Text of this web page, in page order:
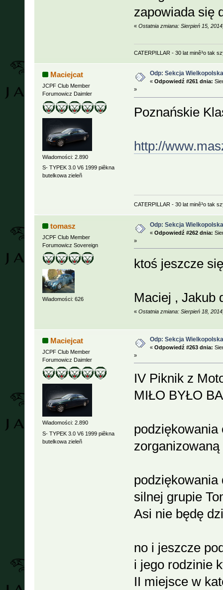
zapowiada się
« Ostatnia zmiana: Sierpień 15,
CATERPILLAR - 30 lat minê³o tak
Maciejcat
JCPF Club Member
Forumowicz Daimler
Wiadomości: 2.890
S- TYPEK 3.0 V6 1999 piêkna
butelkowa zieleñ
Odp: Sekcja
« Odpowiedź #261 dnia:
»
Poznańskie
http://
CATERPILLAR - 30 lat minê³o tak
tomasz
JCPF Club Member
Forumowicz Sovereign
Wiadomości: 626
Odp: Sekcja
« Odpowiedź #262 dnia:
»
ktoś jeszcze
Maciej , Jakub
« Ostatnia zmiana: Sierpień 18,
Maciejcat
JCPF Club Member
Forumowicz Daimler
Wiadomości: 2.890
S- TYPEK 3.0 V6 1999 piêkna
butelkowa zieleñ
Odp: Sekcja
« Odpowiedź #263 dnia:
»
IV Piknik z
MIŁO BYŁO
podziękowania
silnej grupie
Asi nie będę
no i jeszcze
i jego rodzinie
II miejsce w